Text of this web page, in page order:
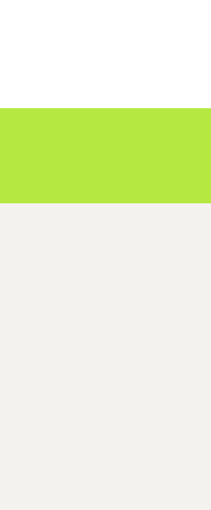
nach oben/